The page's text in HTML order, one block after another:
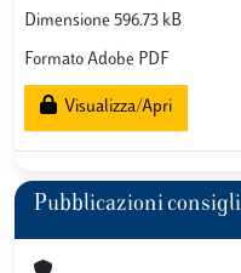
Dimensione 596.73 kB
Formato Adobe PDF
Visualizza/Apri
Pubblicazioni